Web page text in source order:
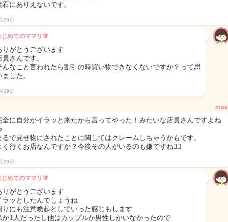
石にありえないです。
29日
じめてのママリ🔰
りがとうございます
員さんです。
んなこと言われたら割引の時買い物できなくないですか？って思
ました。
29日
maa
全に自分がイラッと来たから言ってやった！みたいな店員さんですよね
るで見せ物にされたことに関してはクレームしちゃうかもです。
く行くお店なんですか？今後その人がいるのも嫌ですね🙅‍♀️
29日
じめてのママリ🔰
りがとうございます
ラッとしたんでしょうね
りにも注意喚起としていった感じもします
が1人だったし他はカップルか男性しかいなかったので